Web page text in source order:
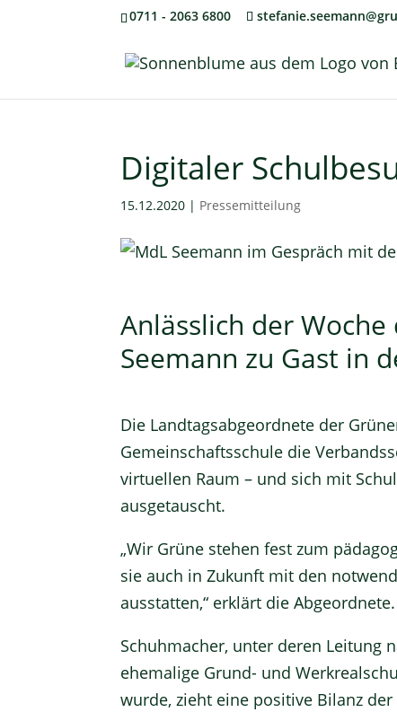
0711 - 2063 6800
Digitaler
15.12.2020 | Pressemitteilung
Anlässlich der
Seemann zu Gast in
Die Landtagsabgeordnete der
Gemeinschaftsschule die
virtuellen Raum – und sich mit
ausgetauscht.
„Wir Grüne stehen fest zum
sie auch in Zukunft mit den
ausstatten,“ erklärt die Abgeordnete.
Schuhmacher, unter deren Leitung
ehemalige Grund- und
wurde, zieht eine positive Bilanz